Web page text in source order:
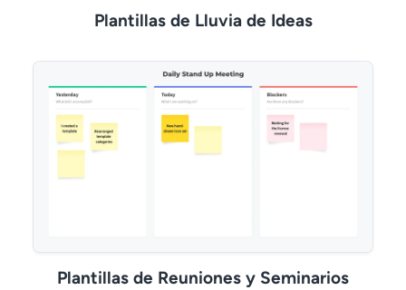
Plantillas de Lluvia de Ideas
Plantillas de Reuniones y Seminarios